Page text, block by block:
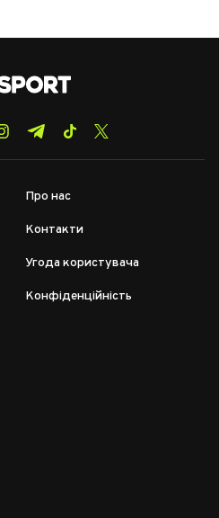
Про нас
Контакти
Угода користувача
Конфіденційність